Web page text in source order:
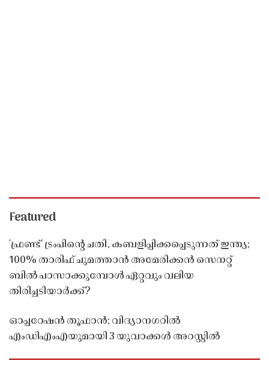
Featured
'ഫ്രണ്ട്' ട്രംപിന്റെ ചതി, കബളിപ്പിക്കപ്പെടുന്നത് ഇന്ത്യ;
100% താരിഫ് ചുമത്താൻ അമേരിക്കൻ സെനറ്റ്
ബിൽ പാസാക്കുമ്പോൾ ഏറ്റവും വലിയ
തിരിച്ചടിയാർക്ക്?
ഓപ്പറേഷൻ തൂഫാൻ; വിദ്യാനഗറിൽ
എംഡിഎംഎയുമായി 3 യുവാക്കൾ അറസ്റ്റിൽ